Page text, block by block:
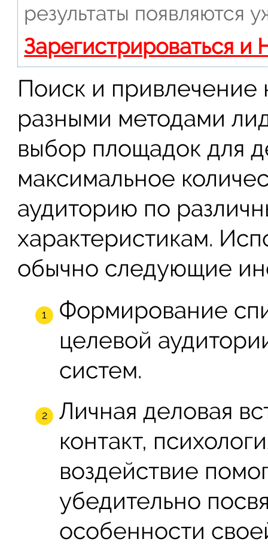
результаты появляются
Зарегистрироваться и
Поиск и привлечение
разными методами
выбор площадок для
максимальное
аудиторию по
характеристикам.
обычно следующие
Формирование
целевой
систем.
Личная деловая
контакт,
воздействие
убедительно
особенности